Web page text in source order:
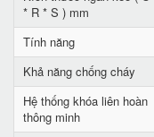
* R * S ) mm
Tính năng
Khả năng chống cháy
Hệ thống khóa liên hoàn
thông minh